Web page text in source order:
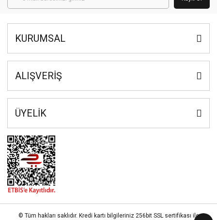
KURUMSAL
ALIŞVERİŞ
ÜYELİK
© Tüm hakları saklıdır. Kredi kartı bilgileriniz 256bit SSL sertifikası ile